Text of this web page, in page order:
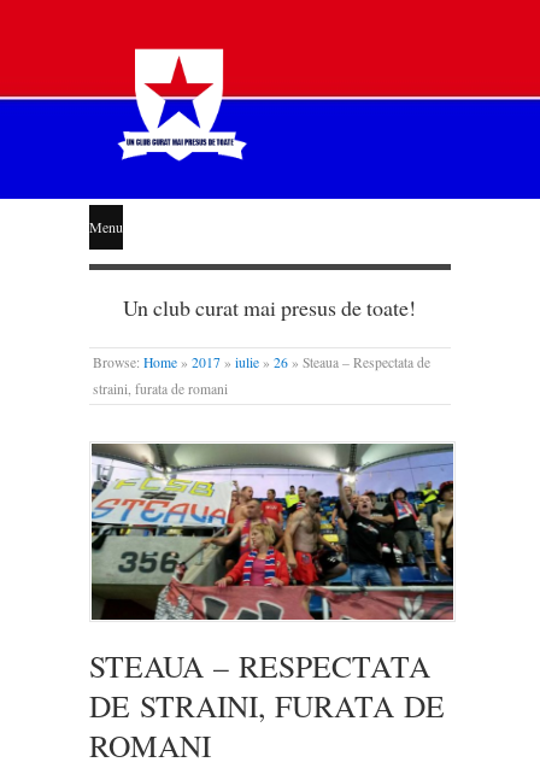
STEAUA
LIBERĂ
Menu
Un club curat mai presus de toate!
Browse: Home » 2017 » iulie » 26 » Steaua – Respectata de
straini, furata de romani
STEAUA – RESPECTATA
DE STRAINI, FURATA DE
ROMANI